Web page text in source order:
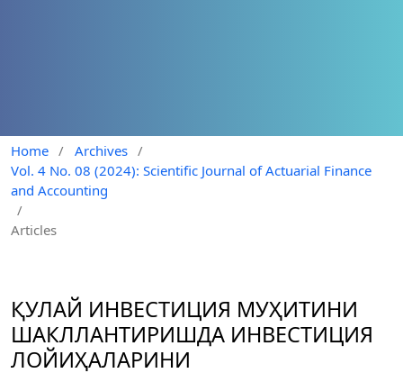
Home / Archives /
Vol. 4 No. 08 (2024): Scientific Journal of Actuarial Finance
and Accounting
/
Articles
ҚУЛАЙ ИНВЕСТИЦИЯ МУҲИТИНИ
ШАКЛЛАНТИРИШДА ИНВЕСТИЦИЯ
ЛОЙИҲАЛАРИНИ